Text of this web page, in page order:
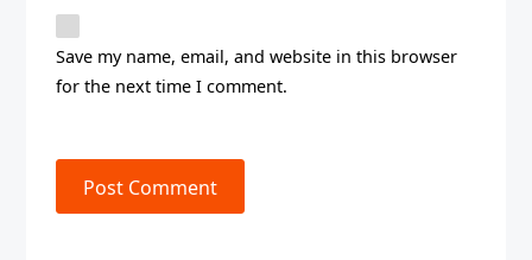
Save my name, email, and website in this browser
for the next time I comment.
Post Comment